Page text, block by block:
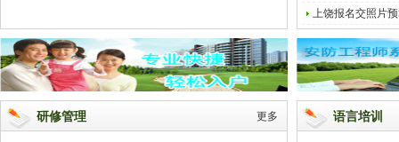
上饶报名交照片
研修管理 更多 语言培训